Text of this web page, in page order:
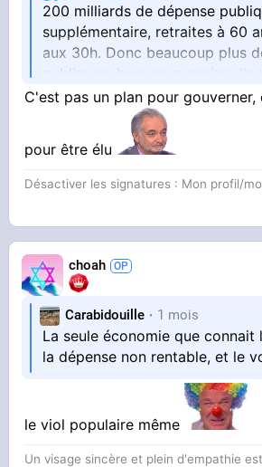
200 milliards de dépense
supplémentaire, retraites à 60
aux 30h. Donc beaucoup plus
publiques, beaucoup moins
parmi les actifs beaucoup
prestées. Un suicide quoi.
HP joueur de casino bipolaire
maniaque a des plans financiers
C'est pas un plan pour gouverner,
pour être élu
Désactiver les signatures : Mon profil/
choah
Carabidouille 1 mois
La seule économie que connait
la dépense non rentable, et le
le viol populaire même
Un visage sincère et plein d'empathie